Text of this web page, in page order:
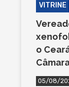
VITRINE
o
05/08/